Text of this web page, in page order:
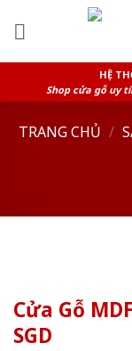
HỆ
Shop cửa gỗ uy
TRANG CHỦ /
Cửa Gỗ
SGD